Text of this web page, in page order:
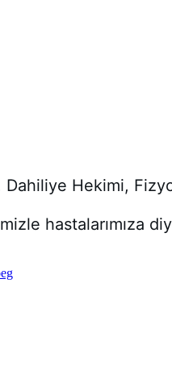
Dahiliye Hekimi,
hastalarımıza